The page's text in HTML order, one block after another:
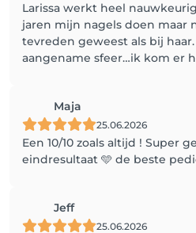
Larissa werkt heel
jaren mijn nagels doen maar
tevreden geweest als bij
aangename sfeer…ik kom er
Maja
25.06.2026
Een 10/10 zoals altijd ! Super
eindresultaat 🩵 de beste
Jeff
25.06.2026